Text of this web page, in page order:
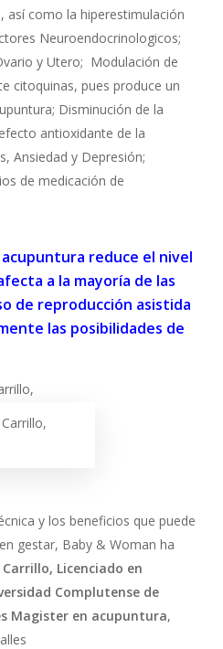
así como la hiperestimulación
Neuroendocrinologicos;
y Utero; Modulación de
citoquinas, pues produce un
Disminución de la
antioxidante de la
Ansiedad y Depresión;
de medicación de
reduce el nivel
a la mayoría de las
de reproducción asistida
las posibilidades de
y los beneficios que puede
gestar, Baby & Woman ha
Licenciado en
Complutense de
Magister en acupuntura,